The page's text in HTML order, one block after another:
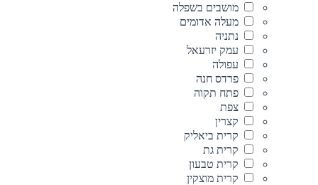
מושבים בשפלה
מעלה אדומים
נתניה
עמק יזרעאל
עפולה
פרדס חנה
פתח תקוה
צפת
קצרין
קרית ביאליק
קרית גת
קרית טבעון
קרית מוצקין